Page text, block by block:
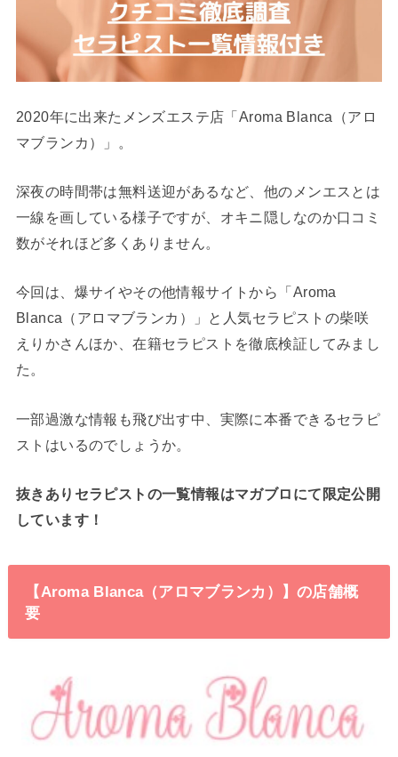
2020年に出来たメンズエステ店「Aroma Blanca（アロ
マブランカ）」。
深夜の時間帯は無料送迎があるなど、他のメンエスとは
一線を画している様子ですが、オキニ隠しなのか口コミ
数がそれほど多くありません。
今回は、爆サイやその他情報サイトから「Aroma
Blanca（アロマブランカ）」と人気セラピストの柴咲
えりかさんほか、在籍セラピストを徹底検証してみまし
た。
一部過激な情報も飛び出す中、実際に本番できるセラピ
ストはいるのでしょうか。
抜きありセラピストの一覧情報はマガブロにて限定公開
しています！
【Aroma Blanca（アロマブランカ）】の店舗概
要